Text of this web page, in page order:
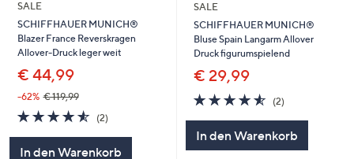
SALE
SCHIFFHAUER MUNICH®
Blazer France Reverskragen
Allover-Druck leger weit
€ 44,99
-62% € 119,99
4.5
von
(2)2
In den Warenkorb
SALE
SCHIFFHAUER MUNICH®
Bluse Spain Langarm Allover
Druck figurumspielend
€ 29,99
4.5
von
(2)2
In den Warenkorb